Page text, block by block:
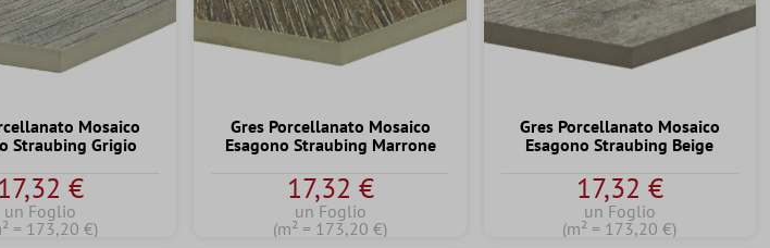
Mosaico
Straubing Grigio
17,32 €
un Foglio
= 173,20 €)
Gres Porcellanato Mosaico
Esagono Straubing Marrone
17,32 €
un Foglio
(m² = 173,20 €)
Gres Porcellanato Mosaico
Esagono Straubing Beige
17,32 €
un Foglio
(m² = 173,20 €)